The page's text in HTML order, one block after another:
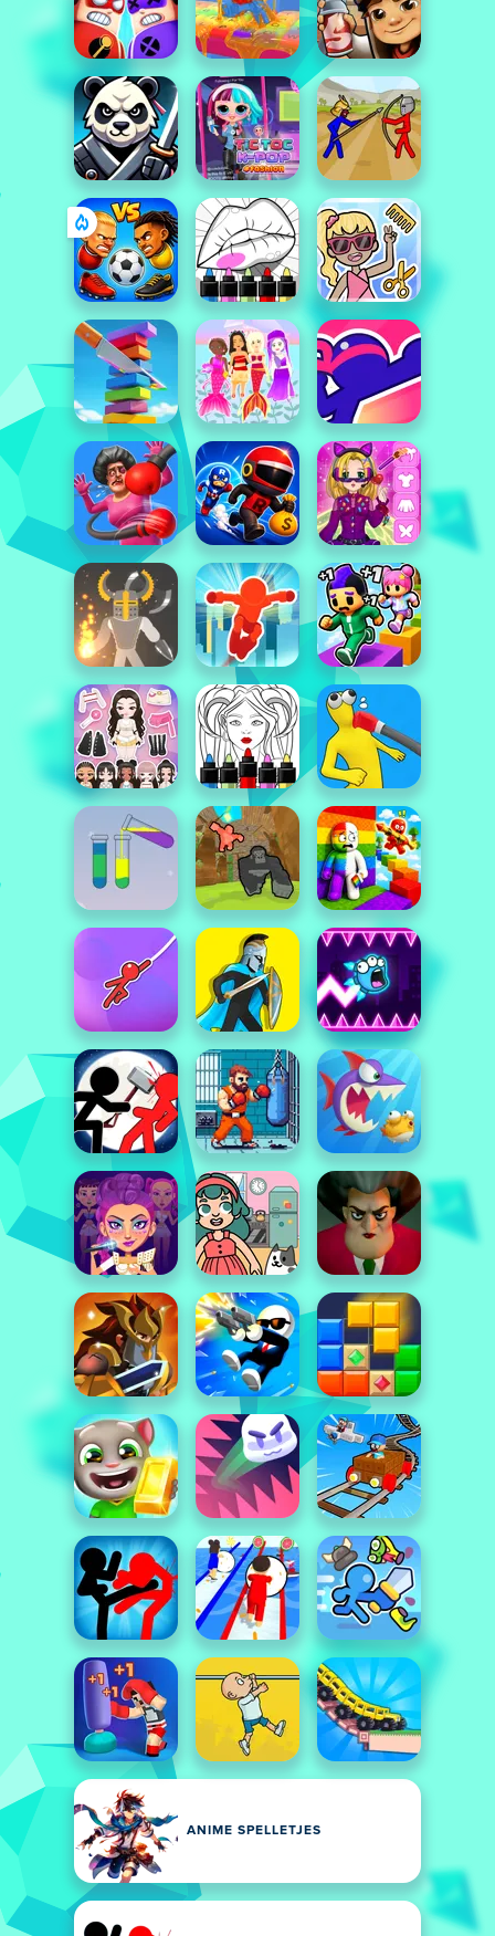
ANIME SPELLETJES